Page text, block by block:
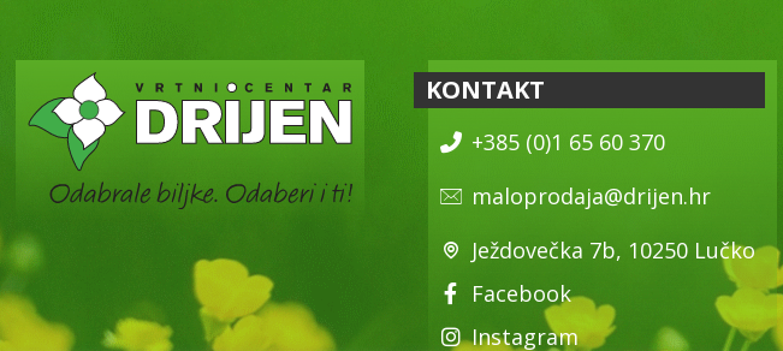
KONTAKT
+385 (0)1 65 60 370
maloprodaja@drijen.hr
Ježdovečka 7b, 10250 Lučko
Facebook
Instagram